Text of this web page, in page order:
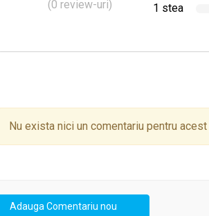
(0 review-uri)
1 stea
Nu exista nici un comentariu pentru
Adauga Comentariu nou